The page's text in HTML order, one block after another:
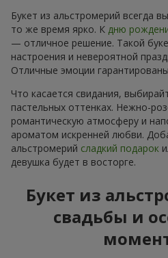
Букет из альстромерий всегда
то же время ярко. К дню
— отличное решение. Такой
настроения и невероятной
Отличные эмоции
Что касается свидания,
пастельных оттенках. Нежно-
романтическую атмосферу и
ароматом искренней любви.
альстромерий сладкий подарок
девушка будет в восторге.
Букет из
свадьбы и